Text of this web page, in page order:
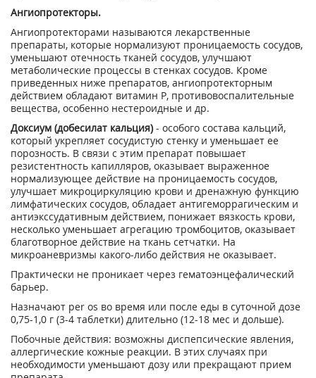
Ангиопротекторы.
Ангиопротекторами называются лекарственные
препараты, которые нормализуют проницаемость сосудов,
уменьшают отечность тканей сосудов, улучшают
метаболические процессы в стенках сосудов. Кроме
приведенных ниже препаратов, ангиопротекторным
действием обладают витамин Р, противовоспалительные
вещества, особенно нестероидные и др.
Доксиум (добесилат кальция)- особого состава кальций,
который укрепляет сосудистую стенку и уменьшает ее
порозность. В связи с этим препарат повышает
резистентность капилляров, оказывает выраженное
нормализующее действие на проницаемость сосудов,
улучшает микроциркуляцию крови и дренажную функцию
лимфатических сосудов, обладает антигеморрагическим и
антиэкссудативным действием, понижает вязкость крови,
несколько уменьшает агрегацию тромбоцитов, оказывает
благотворное действие на ткань сетчатки. На
микроаневризмы какого-либо действия не оказывает.
Практически не проникает через гематоэнцефалический
барьер.
Назначают per os во время или после еды в суточной дозе
0,75-1,0 г (3-4 таблетки) длительно (12-18 мес и дольше).
Побочные действия: возможны диспепсические явления,
аллергические кожные реакции. В этих случаях при
необходимости уменьшают дозу или прекращают прием